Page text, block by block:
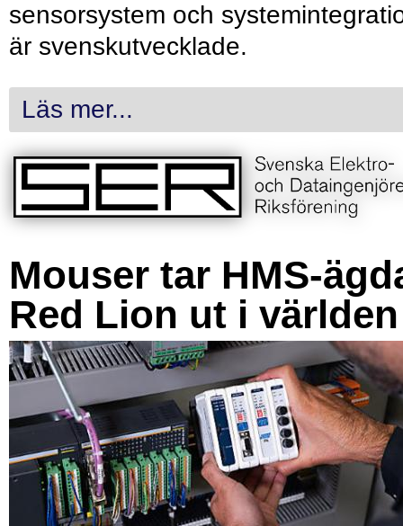
sensorsystem och
är svenskutvecklade.
Läs mer...
Mouser tar HMS-
Red Lion ut i världen